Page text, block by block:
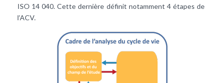
ISO 14 040. Cette dernière définit notamment 4 étapes de
l’ACV.